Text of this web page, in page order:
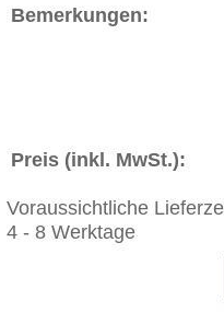
/ Österreich: +49 (0)40 450 4102